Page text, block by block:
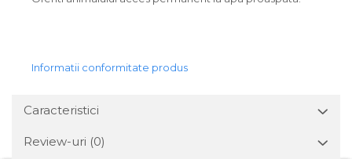
Informatii conformitate produs
Caracteristici
Review-uri (0)